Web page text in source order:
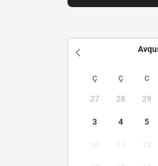
Ç Ç C
27 28 29
3 4 5